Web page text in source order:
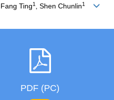
, Fang Ting1 , Shen Chunlin1
PDF (PC)